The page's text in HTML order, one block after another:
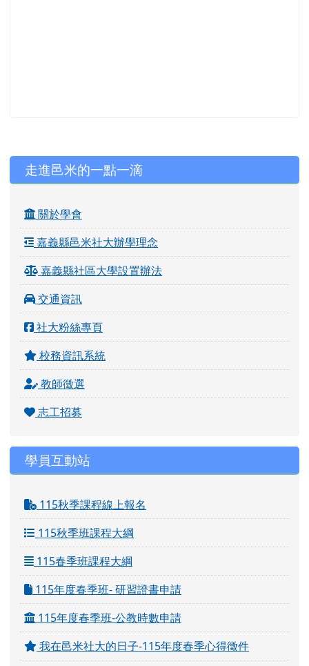
左邊區域內容
走進邑米的一點一滴
關於學會
嘉義縣邑米社大辦學理念
嘉義縣社區大學設置辦法
交通資訊
社大粉絲專頁
校務資訊系統
教師徵選
志工招募
學員互動站
115秋季課程線上報名
115秋季班課程大綱
115春季班課程大綱
115年度春季班- 研習證書申請
115年度春季班-公教時數申請
我在邑米社大的日子-115年度春季心得徵件